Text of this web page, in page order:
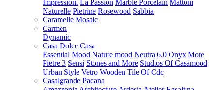
Impressioni La Passion Marble Porcelain Mattoni
Naturelle Pietrine Rosewood Sabbia
Caramelle Mosaic
Carmen
Dynamic
Casa Dolce Casa
Essential Mood Nature mood Neutra 6.0 Onyx More
Pietre 3 Sensi Stones and More Studios Of Casamood
Urban Style Vetro Wooden Tile Of Cdc
Casalgrande Padana